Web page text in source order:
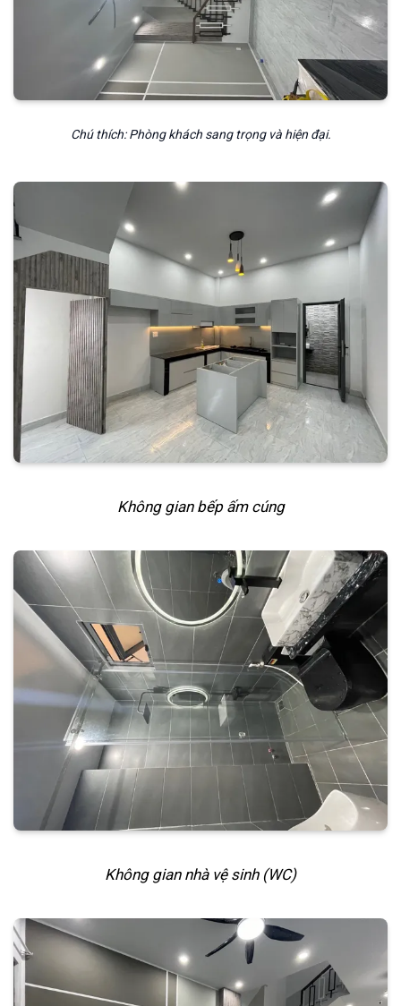
Chú thích: Phòng khách sang trọng và hiện đại.
Không gian bếp ấm cúng
Không gian nhà vệ sinh (WC)